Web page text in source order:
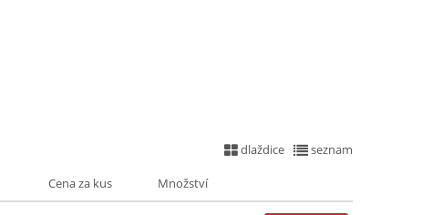
dlaždice seznam
Cena za kus Množství